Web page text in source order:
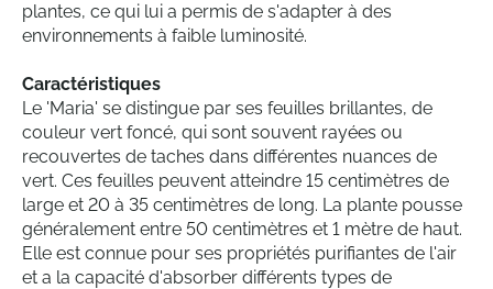
plantes, ce qui lui a permis de s'adapter à des
environnements à faible luminosité.
Caractéristiques
Le 'Maria' se distingue par ses feuilles brillantes, de
couleur vert foncé, qui sont souvent rayées ou
recouvertes de taches dans différentes nuances de
vert. Ces feuilles peuvent atteindre 15 centimètres de
large et 20 à 35 centimètres de long. La plante pousse
généralement entre 50 centimètres et 1 mètre de haut.
Elle est connue pour ses propriétés purifiantes de l'air
et a la capacité d'absorber différents types de